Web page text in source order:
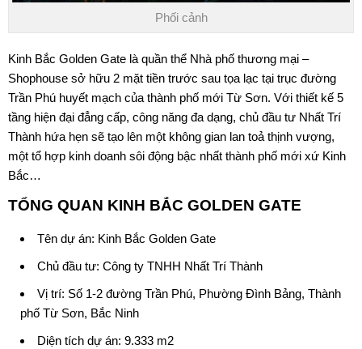
Phối cảnh
Kinh Bắc Golden Gate là quần thể Nhà phố thương mại –
Shophouse sở hữu 2 mặt tiền trước sau tọa lạc tại trục đường
Trần Phú huyết mạch của thành phố mới Từ Sơn. Với thiết kế 5
tầng hiện đại đẳng cấp, công năng đa dạng, chủ đầu tư Nhất Trí
Thành hứa hẹn sẽ tạo lên một không gian lan toả thịnh vượng,
một tổ hợp kinh doanh sôi động bậc nhất thành phố mới xứ Kinh
Bắc…
TỔNG QUAN KINH BẮC GOLDEN GATE
Tên dự án: Kinh Bắc Golden Gate
Chủ đầu tư: Công ty TNHH Nhất Trí Thành
Vị trí: Số 1-2 đường Trần Phú, Phường Đình Bảng, Thành
phố Từ Sơn, Bắc Ninh️
Diện tích dự án: 9.333 m2️